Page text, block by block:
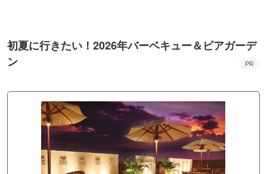
初夏に行きたい！2026年バーベキュー＆ビアガーデ
ン
PR